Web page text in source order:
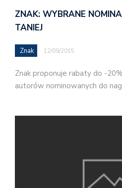
ZNAK: WYBRANE
TANIEJ
Znak 12/09/2015
Znak proponuje rabaty do -
autorów nominowanych do